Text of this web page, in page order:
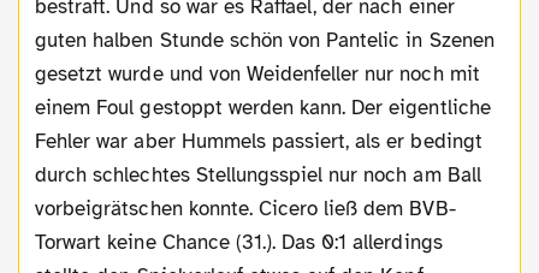
bestraft. Und so war es Raffael, der nach einer
guten halben Stunde schön von Pantelic in Szenen
gesetzt wurde und von Weidenfeller nur noch mit
einem Foul gestoppt werden kann. Der eigentliche
Fehler war aber Hummels passiert, als er bedingt
durch schlechtes Stellungsspiel nur noch am Ball
vorbeigrätschen konnte. Cicero ließ dem BVB-
Torwart keine Chance (31.). Das 0:1 allerdings